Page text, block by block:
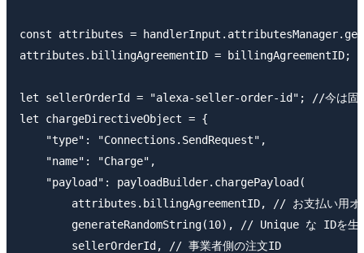
const attributes =
attributes.billingAgreementID = billingAgreementID;
let sellerOrderId = "alexa-seller-order-id"; //今は固
let chargeDirectiveObject = {
    "type": "Connections.SendRequest",
    "name": "Charge",
    "payload": payloadBuilder.chargePayload(
attributes.billingAgreementID, // お支払い用
generateRandomString(10), // Unique な IDを生
        sellerOrderId, // 事業者側の注文ID